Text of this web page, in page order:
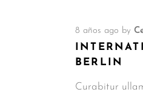
8 años ago by
BERLIN
Curabitur